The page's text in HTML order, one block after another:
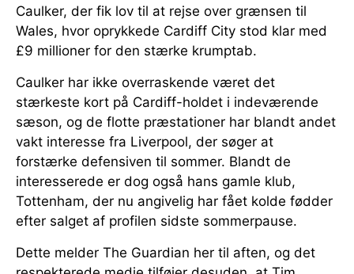
Caulker, der fik lov til at rejse over grænsen til
Wales, hvor oprykkede Cardiff City stod klar med
£9 millioner for den stærke krumptab.
Caulker har ikke overraskende været det
stærkeste kort på Cardiff-holdet i indeværende
sæson, og de flotte præstationer har blandt andet
vakt interesse fra Liverpool, der søger at
forstærke defensiven til sommer. Blandt de
interesserede er dog også hans gamle klub,
Tottenham, der nu angivelig har fået kolde fødder
efter salget af profilen sidste sommerpause.
Dette melder The Guardian her til aften, og det